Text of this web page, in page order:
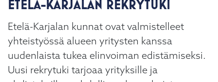
ETELÄ-KARJALAN REKRYTUKI
Etelä-Karjalan kunnat ovat valmistelleet
yhteistyössä alueen yritysten kanssa
uudenlaista tukea elinvoiman edistämiseksi.
Uusi rekrytuki tarjoaa yrityksille ja